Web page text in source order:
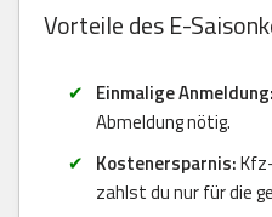
Vorteile des E-
Einmalige Anmeldung:
Abmeldung nötig.
Kostenersparnis:
zahlst du nur für die